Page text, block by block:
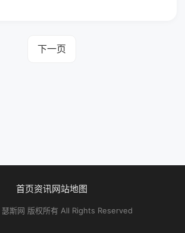
下一页
首页资讯网站地图
斯网 版权所有 All Rights Reserved